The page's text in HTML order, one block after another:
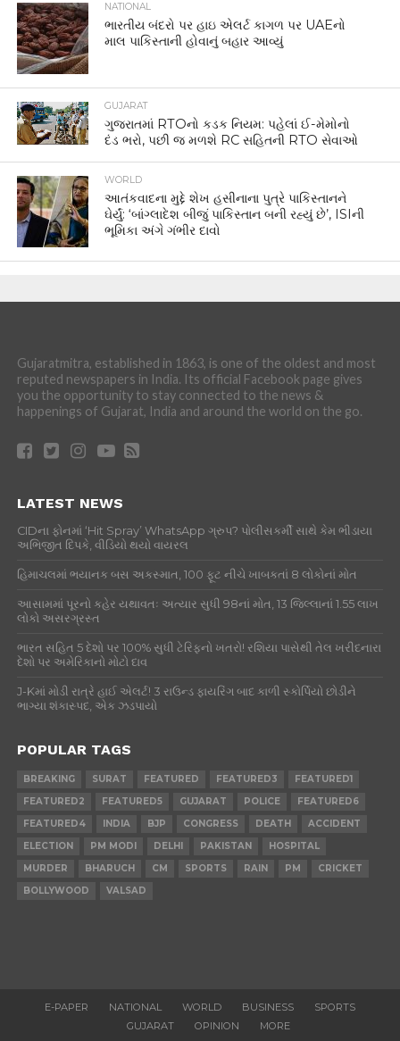
NATIONAL
ભારતીય બંદરો પર હાઇ એલર્ટ કાગળ પર UAEનો
માલ પાકિસ્તાની હોવાનું બહાર આવ્યું
GUJARAT
ગુજરાતમાં RTOનો કડક નિયમ: પહેલાં ઈ-મેમોનો
દંડ ભરો, પછી જ મળશે RC સહિતની RTO સેવાઓ
WORLD
આતંકવાદના મુદ્દે શેખ હસીનાના પુત્રે પાકિસ્તાનને
ઘેર્યું: ‘બાંગ્લાદેશ બીજું પાકિસ્તાન બની રહ્યું છે’, ISIની
ભૂમિકા અંગે ગંભીર દાવો
Gujaratmitra, established in 1863, is one of the oldest and most
reputed newspapers in India. Its official Facebook page gives
you the opportunity to stay connected to the news &
happenings of Gujarat, India and around the world on the go.
LATEST NEWS
CIDના ફોનમાં ‘Hit Spray’ WhatsApp ગ્રુપ? પોલીસકર્મી સાથે કેમ ભીડાયા
અભિજીત દિપકે, વીડિયો થયો વાયરલ
હિમાચલમાં ભયાનક બસ અકસ્માત, 100 ફૂટ નીચે ખાબકતાં 8 લોકોનાં મોત
આસામમાં પૂરનો કહેર યથાવતઃ અત્યાર સુધી 98નાં મોત, 13 જિલ્લાનાં 1.55 લાખ
લોકો અસરગ્રસ્ત
ભારત સહિત 5 દેશો પર 100% સુધી ટેરિફનો ખતરો! રશિયા પાસેથી તેલ ખરીદનારા
દેશો પર અમેરિકાનો મોટો દાવ
J-Kમાં મોડી રાત્રે હાઈ એલર્ટ! 3 રાઉન્ડ ફાયરિંગ બાદ કાળી સ્કોર્પિયો છોડીને
ભાગ્યા શંકાસ્પદ, એક ઝડપાયો
POPULAR TAGS
BREAKING SURAT FEATURED FEATURED3
FEATURED1
FEATURED2
FEATURED5 GUJARAT POLICE
FEATURED6
FEATURED4
INDIA BJP CONGRESS DEATH
ACCIDENT
ELECTION
PM MODI DELHI PAKISTAN
HOSPITAL
MURDER
BHARUCH CM SPORTS RAIN PM
CRICKET
BOLLYWOOD
VALSAD
E-PAPER NATIONAL WORLD BUSINESS
SPORTS
GUJARAT
OPINION MORE